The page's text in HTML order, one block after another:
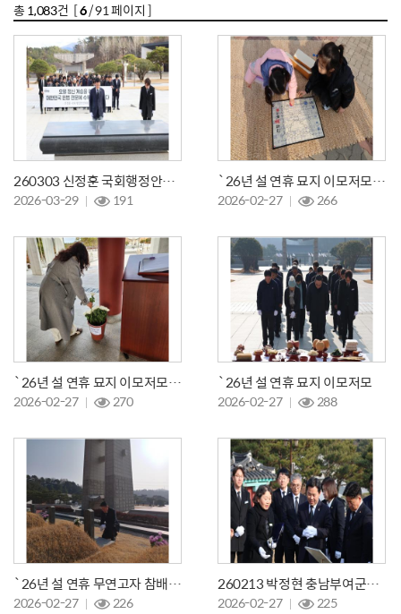
총 1,083건 [6/ 91 페이지 ]
260303 신정훈 국회행정안전위원장 등 참배
2026-03-29
191
`26년 설 연휴 묘지 이모저모(3)
2026-02-27
266
`26년 설 연휴 묘지 이모저모(2)
2026-02-27
270
`26년 설 연휴 묘지 이모저모
2026-02-27
288
`26년 설 연휴 무연고자 참배 대행
2026-02-27
226
260213 박정현 충남부여군수 등 참배
2026-02-27
225